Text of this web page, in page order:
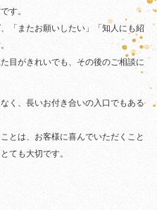
す。
「またお願いしたい」「知人にも紹
目がきれいでも、その後のご相談に
く、長いお付き合いの入口でもある
とは、お客様に喜んでいただくこと
ても大切です。